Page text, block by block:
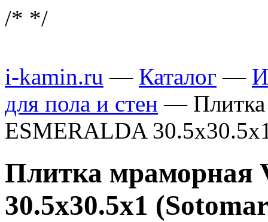
/* */
i-kamin.ru — Каталог —
для пола и стен —
ESMERALDA
Плитка мраморная
30.5х30.5х1